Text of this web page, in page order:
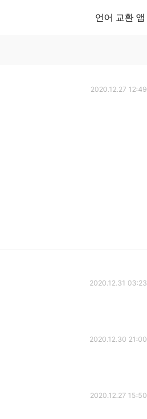
언어 교환 앱
2020.12.27 12:49
2020.12.31 03:23
2020.12.30 21:00
2020.12.27 15:50